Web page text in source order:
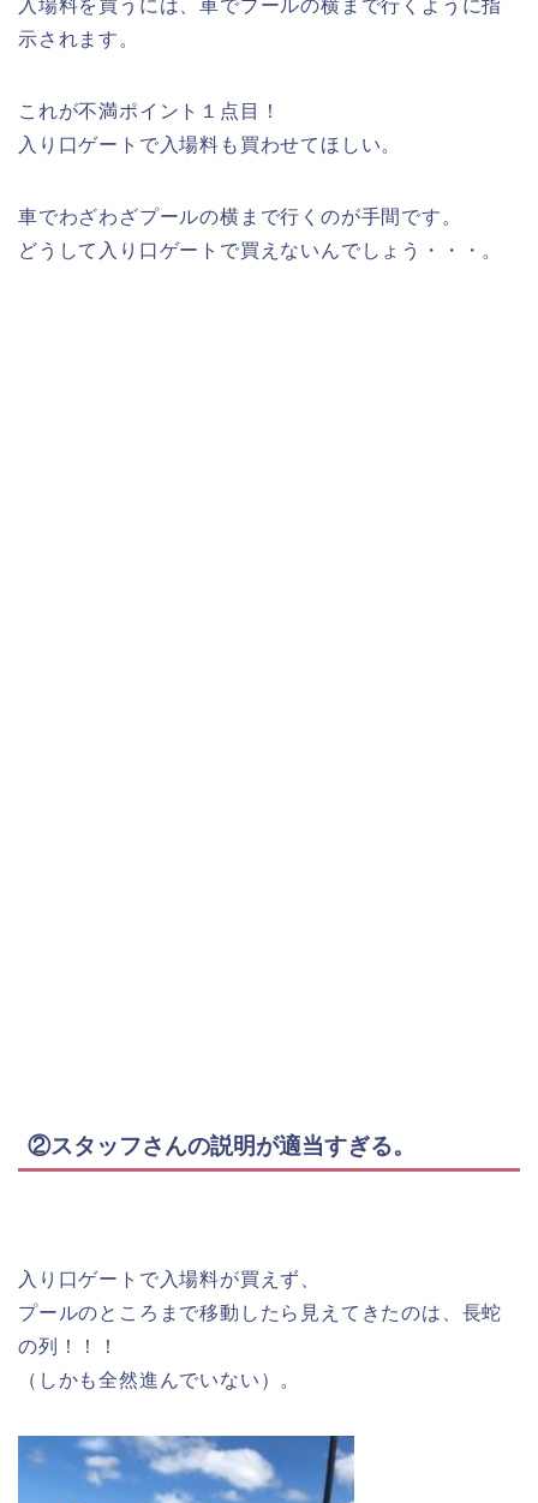
入場料を買うには、車でプールの横まで行くように指
示されます。
これが不満ポイント１点目！
入り口ゲートで入場料も買わせてほしい。
車でわざわざプールの横まで行くのが手間です。
どうして入り口ゲートで買えないんでしょう・・・。
②スタッフさんの説明が適当すぎる。
入り口ゲートで入場料が買えず、
プールのところまで移動したら見えてきたのは、長蛇
の列！！！
（しかも全然進んでいない）。